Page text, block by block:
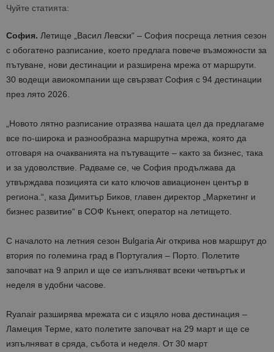
Чуйте статията:
София. Летище „Васил Левски“ – София посреща летния сезон
с обогатено разписание, което предлага повече възможности за
пътуване, нови дестинации и разширена мрежа от маршрути.
30 водещи авиокомпании ще свързват София с 94 дестинации
през лято 2026.
„Новото лятно разписание отразява нашата цел да предлагаме
все по-широка и разнообразна маршрутна мрежа, която да
отговаря на очакванията на пътуващите – както за бизнес, така
и за удоволствие. Радваме се, че София продължава да
утвърждава позицията си като ключов авиационен център в
региона.“, каза Димитър Биков, главен директор „Маркетинг и
бизнес развитие“ в СОФ Кънект, оператор на летището.
С началото на летния сезон Bulgaria Air открива нов маршрут до
втория по големина град в Португалия – Порто. Полетите
започват на 9 април и ще се изпълняват всеки четвъртък и
неделя в удобни часове.
Ryanair разширява мрежата си с изцяло нова дестинация –
Ламеция Терме, като полетите започват на 29 март и ще се
изпълняват в сряда, събота и неделя. От 30 март